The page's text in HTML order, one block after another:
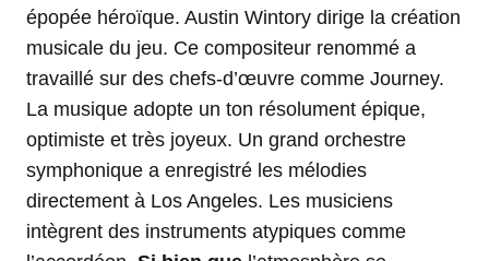
épopée héroïque. Austin Wintory dirige la création
musicale du jeu. Ce compositeur renommé a
travaillé sur des chefs-d’œuvre comme Journey.
La musique adopte un ton résolument épique,
optimiste et très joyeux. Un grand orchestre
symphonique a enregistré les mélodies
directement à Los Angeles. Les musiciens
intègrent des instruments atypiques comme